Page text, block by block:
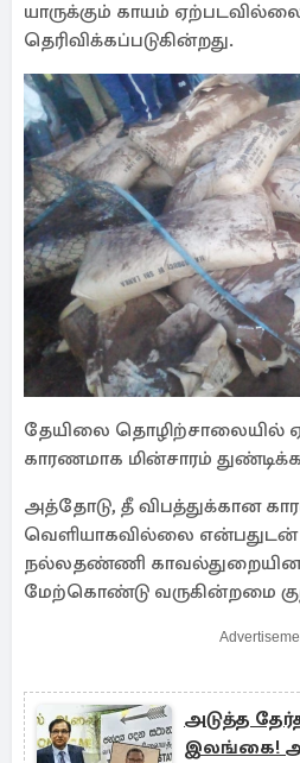
யாருக்கும் காயம்
தெரிவிக்கப்படுகின்றது.
தேயிலை தொழிற்சாலையில்
காரணமாக மின்சாரம்
அத்தோடு, தீ விபத்துக்கான
வெளியாகவில்லை என்பதுடன் தீ
நல்லதண்ணி
மேற்கொண்டு வருகின்றமை
அடுத்த
இலங்கை!